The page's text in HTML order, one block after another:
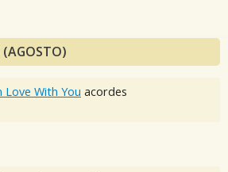
(AGOSTO)
Love With You acordes